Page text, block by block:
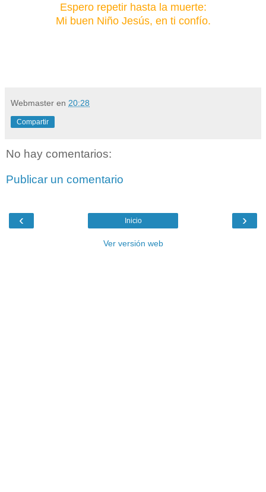
Espero repetir hasta la muerte:
Mi buen Niño Jesús, en ti confío.
Webmaster en 20:28
Compartir
No hay comentarios:
Publicar un comentario
‹ ›
Inicio
Ver versión web